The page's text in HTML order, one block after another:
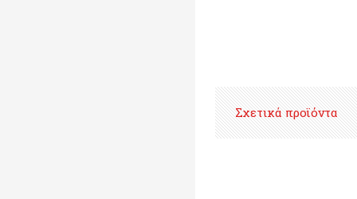
Σχετικά προϊόντα